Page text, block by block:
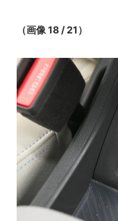
（画像 18 / 21）